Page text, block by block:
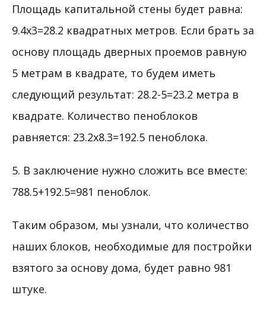
Площадь капитальной стены будет равна:
9.4х3=28.2 квадратных метров. Если брать за
основу площадь дверных проемов равную
5 метрам в квадрате, то будем иметь
следующий результат: 28.2-5=23.2 метра в
квадрате. Количество пеноблоков
равняется: 23.2х8.3=192.5 пеноблока.
5. В заключение нужно сложить все вместе:
788.5+192.5=981 пеноблок.
Таким образом, мы узнали, что количество
наших блоков, необходимые для постройки
взятого за основу дома, будет равно 981
штуке.